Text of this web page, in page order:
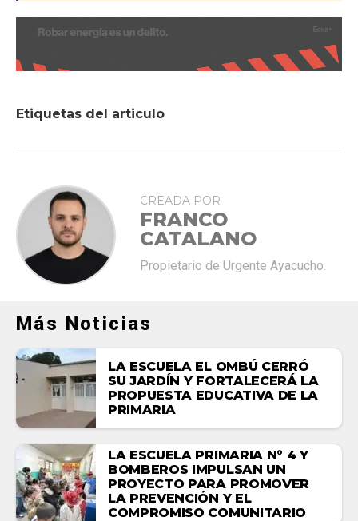
Etiquetas del articulo
CREADA POR
FRANCO
CATALANO
Propietario de Urgente Ayacucho.
Más Noticias
LA ESCUELA EL OMBÚ CERRÓ
SU JARDÍN Y FORTALECERÁ LA
PROPUESTA EDUCATIVA DE LA
PRIMARIA
LA ESCUELA PRIMARIA N° 4 Y
BOMBEROS IMPULSAN UN
PROYECTO PARA PROMOVER
LA PREVENCIÓN Y EL
COMPROMISO COMUNITARIO